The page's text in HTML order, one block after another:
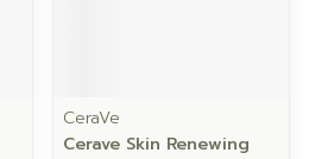
CeraVe
Cerave Skin Renewing